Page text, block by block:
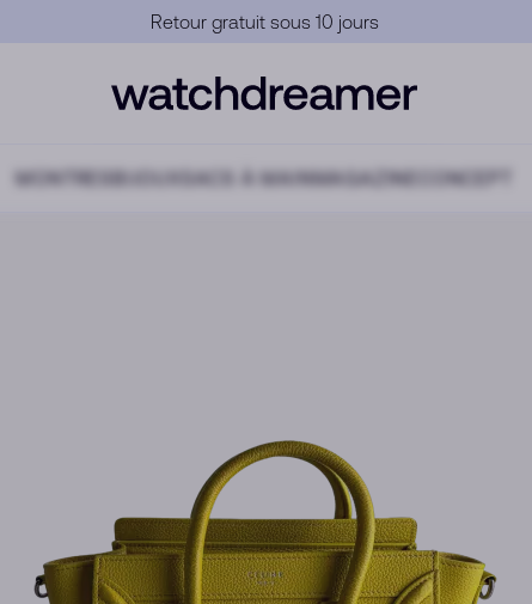
Garantie Officielle
MONTRES SACS À MAINMAGAZINE CONCEPT